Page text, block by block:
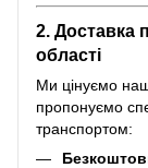
2. Доставка
області
Ми цінуємо
пропонуємо
транспортом: